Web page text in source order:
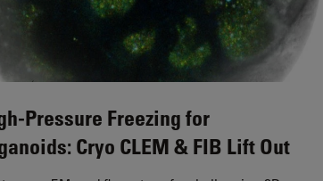
Pressure Freezing for
Cryo CLEM & FIB Lift Out